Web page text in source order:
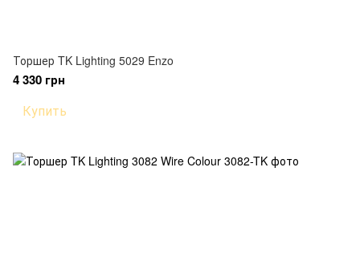
Торшер TK Lighting 5029 Enzo
4 330 грн
Купить